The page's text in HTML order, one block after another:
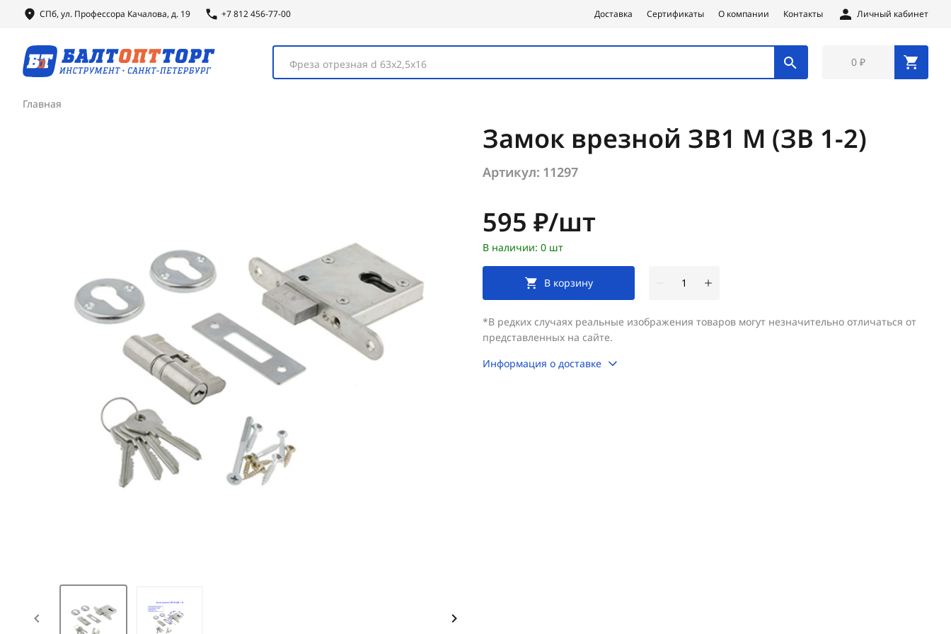
СПб, ул. Профессора Качалова, д. 19 +7 812 456-77-00 Доставка Сертификаты О компании Контакты Личный кабинет
Фреза отрезная d 63х2,5х16 0 ₽
Главная
Замок врезной ЗВ1 М (ЗВ 1-2)
Артикул: 11297
Цена:
595 ₽/шт
В наличии: 0 шт
В корзину
*В редких случаях реальные изображения товаров могут незначительно отличаться от
представленных на сайте.
Информация о доставке